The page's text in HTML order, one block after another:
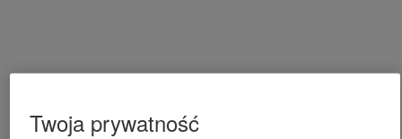
Twoja prywatność